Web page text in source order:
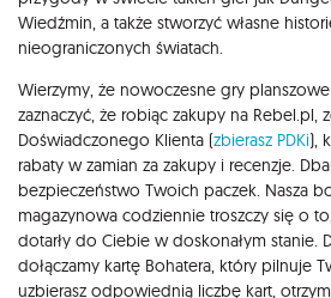
Wiedźmin, a także stworzyć własne
nieograniczonych światach.
Wierzymy, że nowoczesne gry
zaznaczyć, że robiąc zakupy na Rebel.pl,
Doświadczonego Klienta (zbierasz PDKi),
rabaty w zamian za zakupy i recenzje.
bezpieczeństwo Twoich paczek. Nasza
magazynowa codziennie troszczy się o
dotarły do Ciebie w doskonałym stanie.
dołączamy kartę Bohatera, który pilnuje
uzbierasz odpowiednią liczbę kart,